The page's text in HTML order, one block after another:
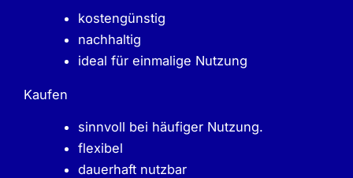
kostengünstig
nachhaltig
ideal für einmalige Nutzung
Kaufen
sinnvoll bei häufiger Nutzung.
flexibel
dauerhaft nutzbar